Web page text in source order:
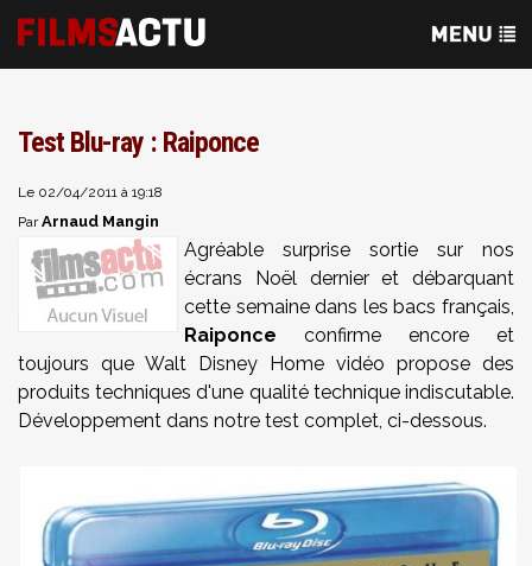
Test Blu-ray : Raiponce
Le 02/04/2011 à 19:18
ParArnaud Mangin
Agréable surprise sortie sur nos
écrans Noël dernier et débarquant
cette semaine dans les bacs français,
Raiponce confirme encore et
toujours que Walt Disney Home vidéo propose des
produits techniques d'une qualité technique indiscutable.
Développement dans notre test complet, ci-dessous.